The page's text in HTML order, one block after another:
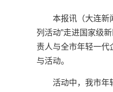
本报讯（大连新
列活动”走进国家级
责人与全市年轻一代
与活动。
活动中，我市年